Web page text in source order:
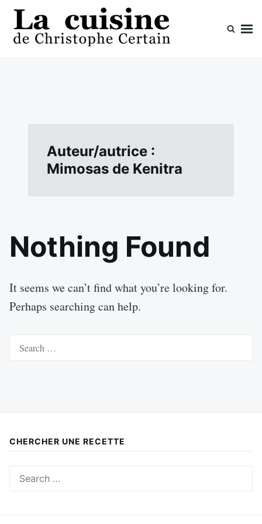
Skip
content
Search
for:
Auteur/autrice :
Mimosas de Kenitra
Nothing Found
It seems we can’t find what you’re looking for.
Perhaps searching can help.
Search
CHERCHER UNE RECETTE
for: